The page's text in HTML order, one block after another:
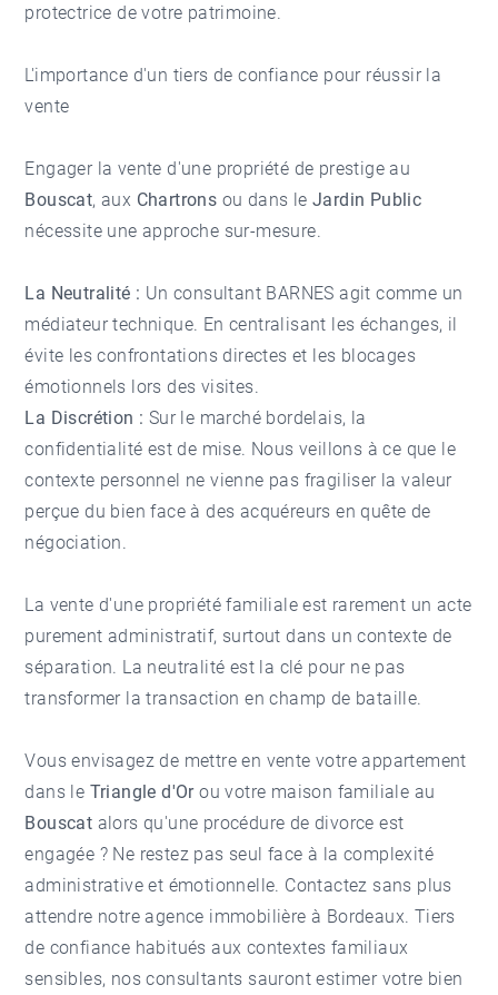
protectrice de votre patrimoine.
L'importance d'un tiers de confiance pour réussir la
vente
Engager la vente d'une propriété de prestige au
Bouscat, aux Chartrons ou dans leJardin Public
nécessite une approche sur-mesure.
La Neutralité : Un consultant BARNES agit comme un
médiateur technique. En centralisant les échanges, il
évite les confrontations directes et les blocages
émotionnels lors des visites.
La Discrétion : Sur le marché bordelais, la
confidentialité est de mise. Nous veillons à ce que le
contexte personnel ne vienne pas fragiliser la valeur
perçue du bien face à des acquéreurs en quête de
négociation.
La vente d'une propriété familiale est rarement un acte
purement administratif, surtout dans un contexte de
séparation. La neutralité est la clé pour ne pas
transformer la transaction en champ de bataille.
Vous envisagez de mettre en vente votre appartement
dans le Triangle d'Orou votre maison familiale au
Bouscat alors qu'une procédure de divorce est
engagée ? Ne restez pas seul face à la complexité
administrative et émotionnelle. Contactez sans plus
attendre notreagence immobilière à Bordeaux. Tiers
de confiance habitués aux contextes familiaux
sensibles, nos consultants sauront estimer votre bien